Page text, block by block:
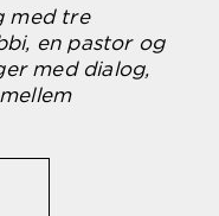
med tre
en pastor og
med dialog,